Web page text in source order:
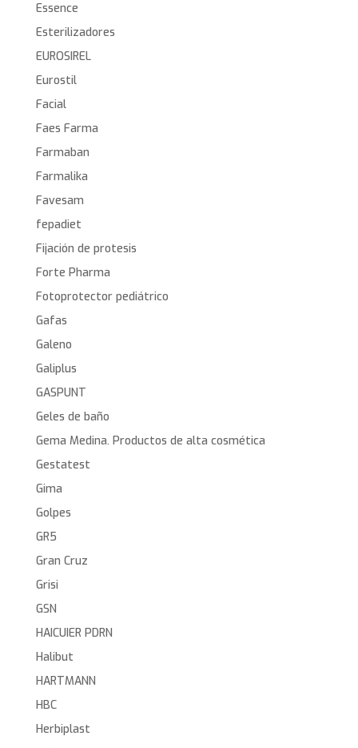
Essence
Esterilizadores
EUROSIREL
Eurostil
Facial
Faes Farma
Farmaban
Farmalika
Favesam
fepadiet
Fijación de protesis
Forte Pharma
Fotoprotector pediátrico
Gafas
Galeno
Galiplus
GASPUNT
Geles de baño
Gema Medina. Productos de alta cosmética
Gestatest
Gima
Golpes
GR5
Gran Cruz
Grisi
GSN
HAICUIER PDRN
Halibut
HARTMANN
HBC
Herbiplast